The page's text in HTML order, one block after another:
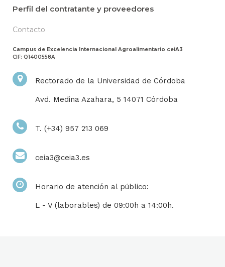
Perfil del contratante y proveedores
Contacto
Campus de Excelencia Internacional Agroalimentario ceiA3
CIF: Q1400558A
Rectorado de la Universidad de Córdoba
Avd. Medina Azahara, 5 14071 Córdoba
T. (+34) 957 213 069
ceia3@ceia3.es
Horario de atención al público:
L - V (laborables) de 09:00h a 14:00h.